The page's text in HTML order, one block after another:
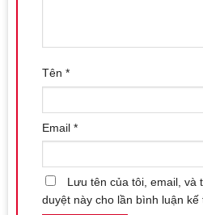
Website đặt hàng: https://
Tên *
Email *
Lưu tên của tôi, email, và
duyệt này cho lần bình luận kế